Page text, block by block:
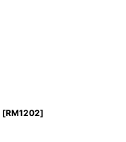
[RM1202]